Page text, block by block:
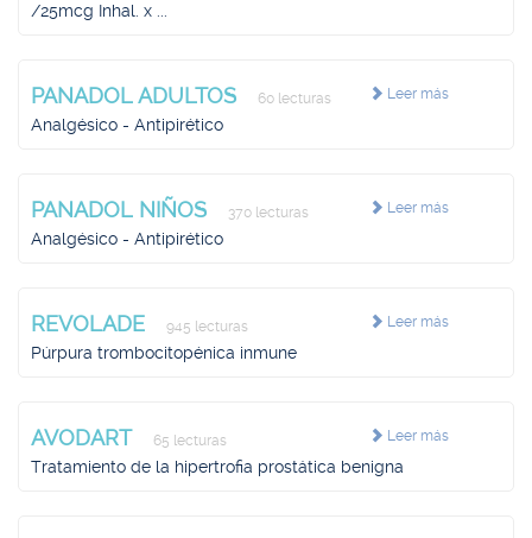
/25mcg Inhal. x ...
Leer más
PANADOL ADULTOS 60 lecturas
Analgésico - Antipirético
Leer más
PANADOL NIÑOS 370 lecturas
Analgésico - Antipirético
Leer más
REVOLADE 945 lecturas
Púrpura trombocitopénica inmune
Leer más
AVODART 65 lecturas
Tratamiento de la hipertrofia prostática benigna